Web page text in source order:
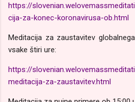
https://
cija-za-konec-koronavirusa-ob.html
Meditacija za zaustavitev
vsake štiri ure:
https://
meditacija-za-zaustavitev.html